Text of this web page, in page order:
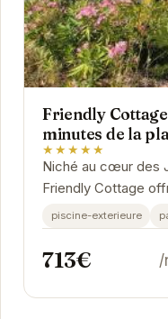
Friendly
minutes de la
★★★★★
Niché au cœur des
Friendly Cottage
vacances
piscine-exterieure
713€ /